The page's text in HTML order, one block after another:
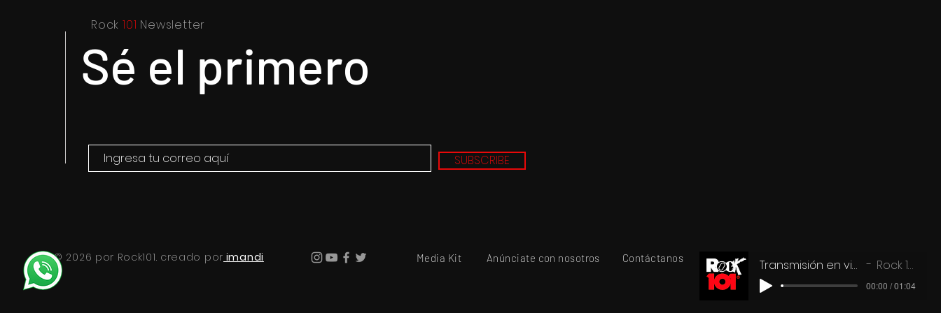
William Orbit
resultado de la tragedia y
el drama
Transmisión en vivo Rock 101
00:00 / 01:04
Rock 101 Newsletter
Sé el primero
SUBSCRIBE
© 2026 por Rock101. creado por imandi Media Kit Anúnciate con nosotros Contáctanos